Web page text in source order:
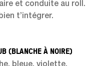
et conduite au roll.
t’intégrer.
(BLANCHE À NOIRE)